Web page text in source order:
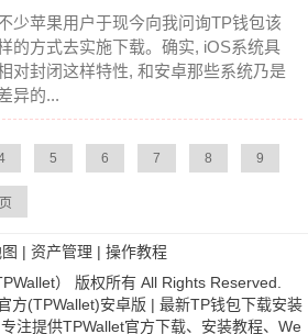
少苹果用户于现今向我问询TP钱包该
的方式去实施下载。确实, iOS系统具
对封闭这样特性, 和安卓那些系统乃是
异的...
5 6 7 8 9
| 资产管理 | 操作教程
） 版权所有 All Rights Reserved.
方(TPWallet)安卓版 | 最新TP钱包下载安装
注提供TPWallet官方下载、安装教程、We